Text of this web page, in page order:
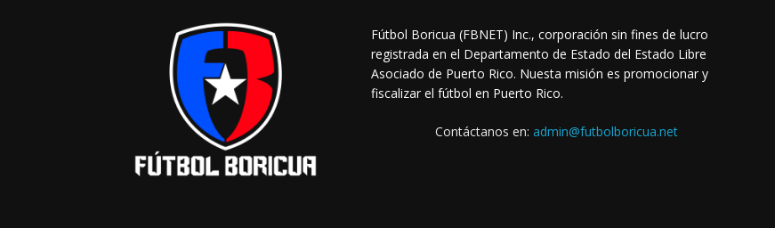
Fútbol Boricua (FBNET) Inc., corporación sin fines de lucro
registrada en el Departamento de Estado del Estado Libre
Asociado de Puerto Rico. Nuesta misión es promocionar y
fiscalizar el fútbol en Puerto Rico.
Contáctanos en: admin@futbolboricua.net